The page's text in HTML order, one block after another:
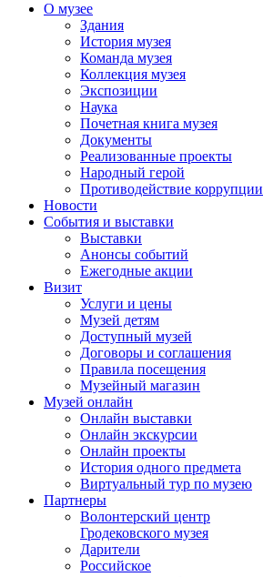
О музее
Здания
История музея
Команда музея
Коллекция музея
Экспозиции
Наука
Почетная книга музея
Документы
Реализованные проекты
Народный герой
Противодействие коррупции
Новости
События и выставки
Выставки
Анонсы событий
Ежегодные акции
Визит
Услуги и цены
Музей детям
Доступный музей
Договоры и соглашения
Правила посещения
Музейный магазин
Музей онлайн
Онлайн выставки
Онлайн экскурсии
Онлайн проекты
История одного предмета
Виртуальный тур по музею
Партнеры
Волонтерский центр
Гродековского музея
Дарители
Российское